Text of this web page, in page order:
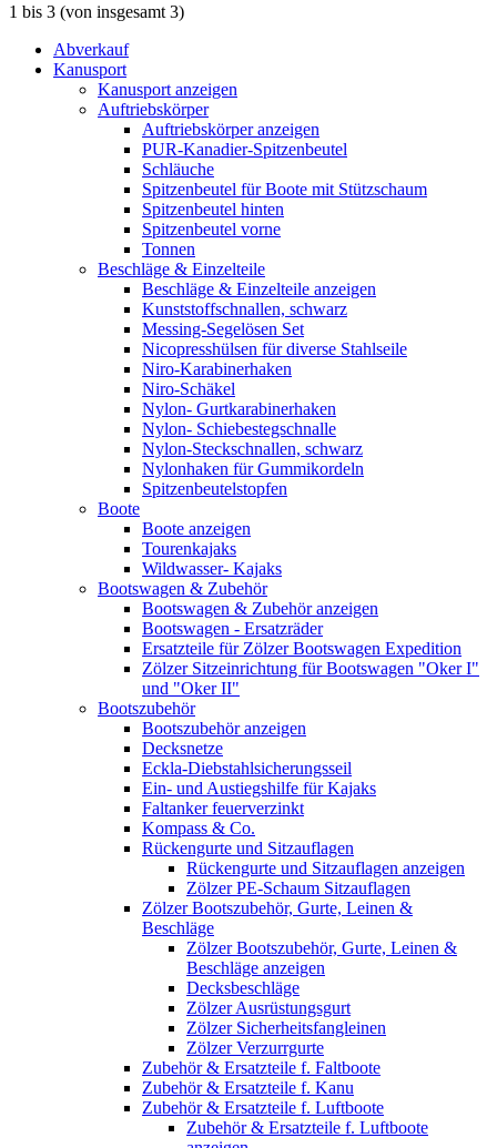
1 bis 3 (von insgesamt 3)
Abverkauf
Kanusport
Kanusport anzeigen
Auftriebskörper
Auftriebskörper anzeigen
PUR-Kanadier-Spitzenbeutel
Schläuche
Spitzenbeutel für Boote mit Stützschaum
Spitzenbeutel hinten
Spitzenbeutel vorne
Tonnen
Beschläge & Einzelteile
Beschläge & Einzelteile anzeigen
Kunststoffschnallen, schwarz
Messing-Segelösen Set
Nicopresshülsen für diverse Stahlseile
Niro-Karabinerhaken
Niro-Schäkel
Nylon- Gurtkarabinerhaken
Nylon- Schiebestegschnalle
Nylon-Steckschnallen, schwarz
Nylonhaken für Gummikordeln
Spitzenbeutelstopfen
Boote
Boote anzeigen
Tourenkajaks
Wildwasser- Kajaks
Bootswagen & Zubehör
Bootswagen & Zubehör anzeigen
Bootswagen - Ersatzräder
Ersatzteile für Zölzer Bootswagen Expedition
Zölzer Sitzeinrichtung für Bootswagen "Oker I"
und "Oker II"
Bootszubehör
Bootszubehör anzeigen
Decksnetze
Eckla-Diebstahlsicherungsseil
Ein- und Austiegshilfe für Kajaks
Faltanker feuerverzinkt
Kompass & Co.
Rückengurte und Sitzauflagen
Rückengurte und Sitzauflagen anzeigen
Zölzer PE-Schaum Sitzauflagen
Zölzer Bootszubehör, Gurte, Leinen &
Beschläge
Zölzer Bootszubehör, Gurte, Leinen &
Beschläge anzeigen
Decksbeschläge
Zölzer Ausrüstungsgurt
Zölzer Sicherheitsfangleinen
Zölzer Verzurrgurte
Zubehör & Ersatzteile f. Faltboote
Zubehör & Ersatzteile f. Kanu
Zubehör & Ersatzteile f. Luftboote
Zubehör & Ersatzteile f. Luftboote